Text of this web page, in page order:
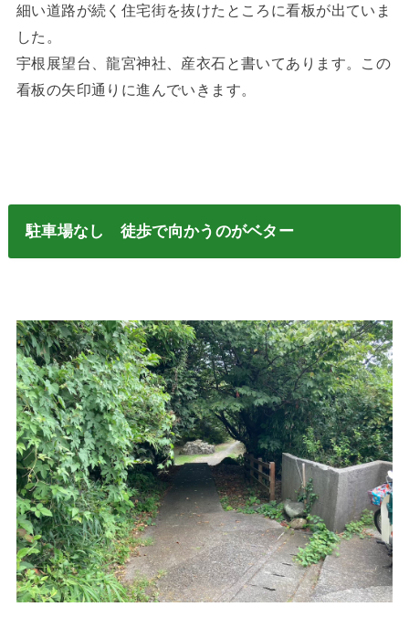
細い道路が続く住宅街を抜けたところに看板が出ていま
した。
宇根展望台、龍宮神社、産衣石と書いてあります。この
看板の矢印通りに進んでいきます。
駐車場なし 徒歩で向かうのがベター